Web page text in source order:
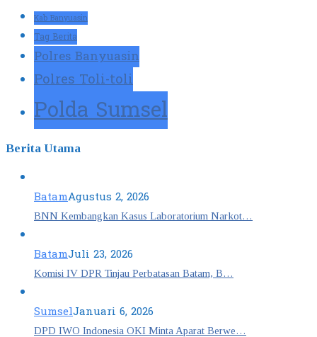
Kab Banyuasin
Tag Berita
Polres Banyuasin
Polres Toli-toli
Polda Sumsel
Berita Utama
BatamAgustus 2, 2026
BNN Kembangkan Kasus Laboratorium Narkot…
BatamJuli 23, 2026
Komisi IV DPR Tinjau Perbatasan Batam, B…
SumselJanuari 6, 2026
DPD IWO Indonesia OKI Minta Aparat Berwe…